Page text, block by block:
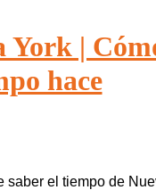
|
hace
saber el tiempo de